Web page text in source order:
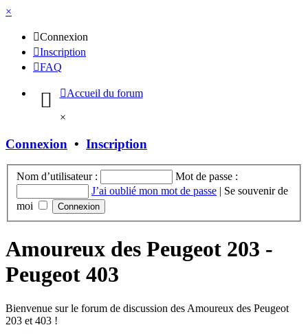
×
Connexion
Inscription
FAQ
Accueil du forum
×
Connexion • Inscription
Nom d’utilisateur :
Mot de passe :
J’ai oublié mon mot de passe | Se souvenir de
moi
Amoureux des Peugeot 203 -
Peugeot 403
Bienvenue sur le forum de discussion des Amoureux des Peugeot
203 et 403 !